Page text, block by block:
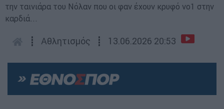
την ταινιάρα του Νόλαν που οι φαν έχουν κρυφό νο1 στην
καρδιά...
┋ Αθλητισμός ┋ 13.06.2026 20:53